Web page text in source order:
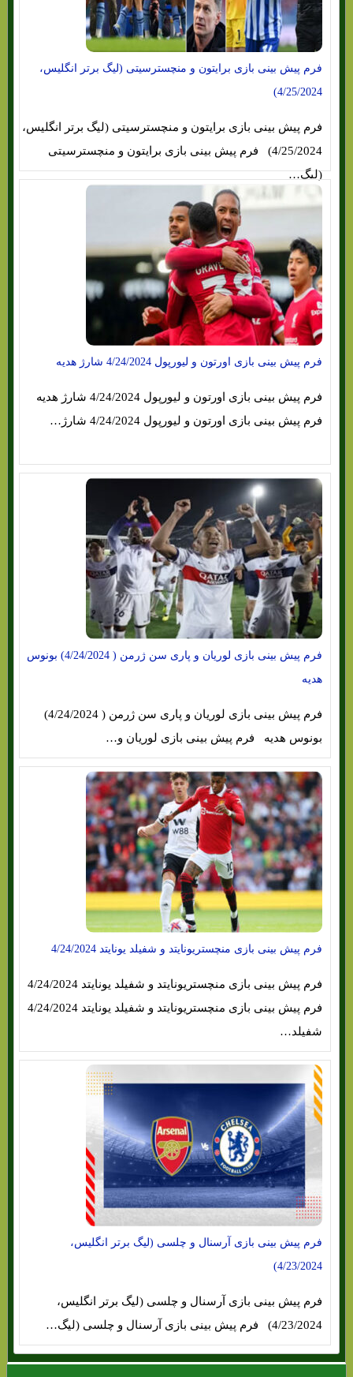
فرم پیش بینی بازی برایتون و منچسترسیتی (لیگ برتر انگلیس،
4/25/2024)
فرم پیش بینی بازی برایتون و منچسترسیتی (لیگ برتر انگلیس،
4/25/2024) فرم پیش بینی بازی برایتون و منچسترسیتی
(لیگ…
فرم پیش بینی بازی اورتون و لیورپول 4/24/2024 شارژ هدیه
فرم پیش بینی بازی اورتون و لیورپول 4/24/2024 شارژ هدیه
فرم پیش بینی بازی اورتون و لیورپول 4/24/2024 شارژ…
فرم پیش بینی بازی لوریان و پاری سن ژرمن ( 4/24/2024) بونوس
هدیه
فرم پیش بینی بازی لوریان و پاری سن ژرمن ( 4/24/2024)
بونوس هدیه فرم پیش بینی بازی لوریان و…
فرم پیش بینی بازی منچستریونایتد و شفیلد یونایتد 4/24/2024
فرم پیش بینی بازی منچستریونایتد و شفیلد یونایتد 4/24/2024
شفیلد…
فرم پیش بینی بازی آرسنال و چلسی (لیگ برتر انگلیس،
4/23/2024)
فرم پیش بینی بازی آرسنال و چلسی (لیگ برتر انگلیس،
4/23/2024) فرم پیش بینی بازی آرسنال و چلسی (لیگ…